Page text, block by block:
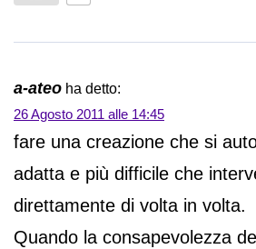
a-ateo ha detto:
26 Agosto 2011 alle 14:45
fare una creazione che si
adatta e più difficile che
direttamente di volta in volta.
Quando la consapevolezza